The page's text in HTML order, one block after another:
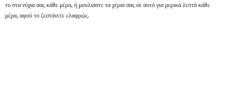
το στα νύχια σας κάθε μέρα, ή μουλιάστε τα χέρια σας σε αυτό για μερικά λεπτά κάθε
μέρα, αφού το ζεστάνετε ελαφρώς.